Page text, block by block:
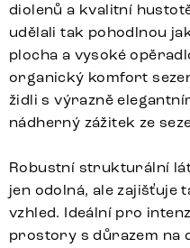
diolenů a kvalitní
udělali tak pohodlnou
plocha a vysoké
organický komfort
židli s výrazně
nádherný zážitek ze
Robustní strukturální
jen odolná, ale zajišťuje
vzhled. Ideální pro
prostory s důrazem na